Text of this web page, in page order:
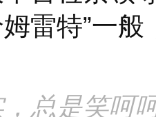
平台检
姆雷特